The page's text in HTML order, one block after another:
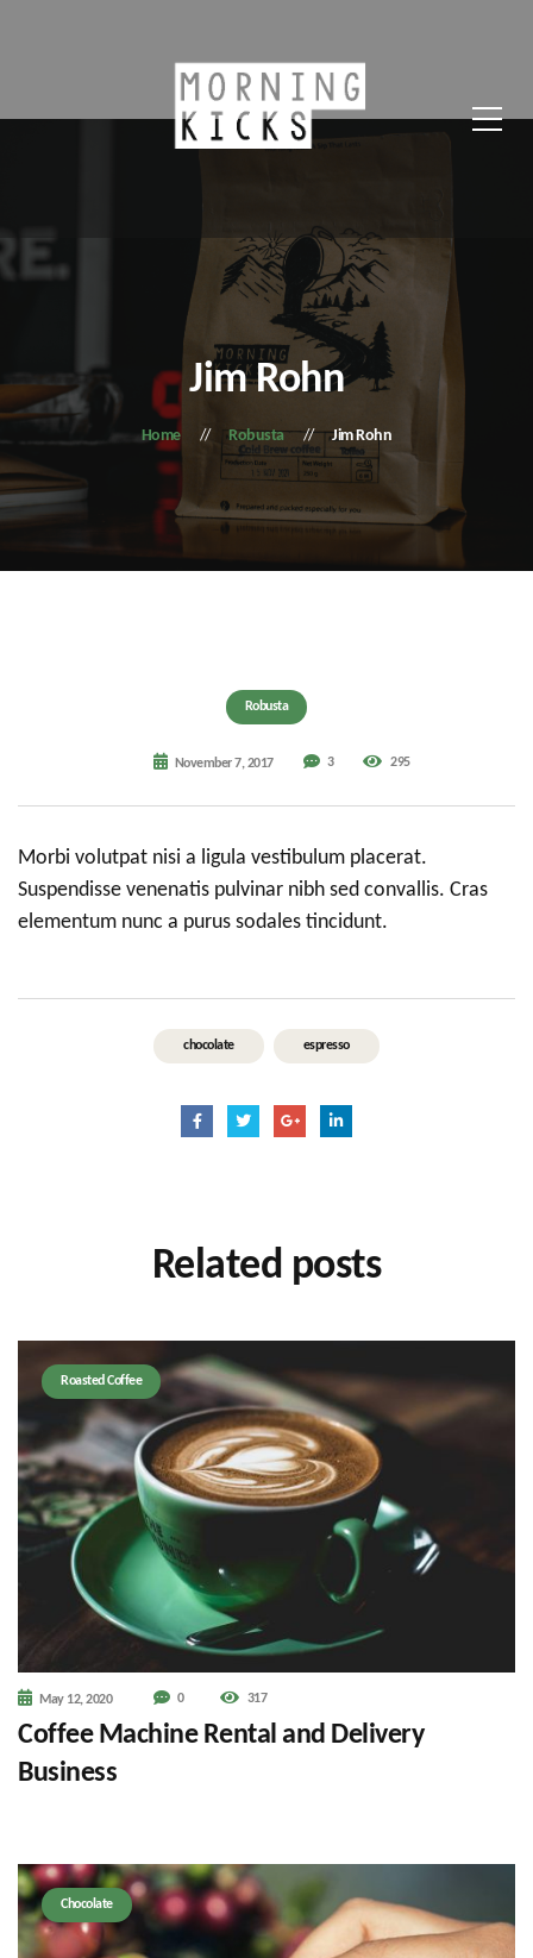
Jim Rohn
Home Robusta Jim Rohn
Robusta
November 7, 2017 3 295
Morbi volutpat nisi a ligula vestibulum placerat.
Suspendisse venenatis pulvinar nibh sed convallis. Cras
elementum nunc a purus sodales tincidunt.
chocolate espresso
Related posts
Roasted Coffee
May 12, 2020 0 317
Coffee Machine Rental and Delivery
Business
Chocolate